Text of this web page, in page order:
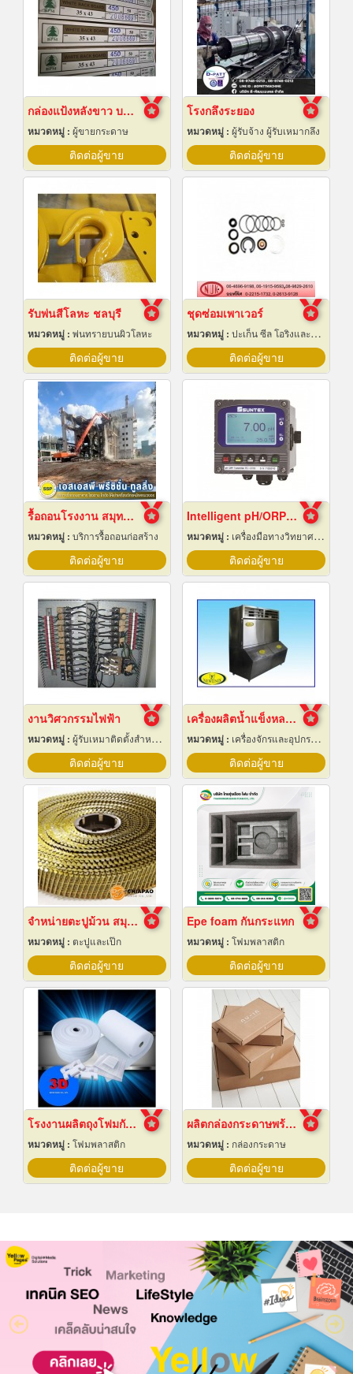
กล่องแป้งหลังขาว บางเลนเกรดA(BL-Aหลังขาว)
หมวดหมู่ : ผู้ขายกระดาษ
ติดต่อผู้ขาย
โรงกลึงระยอง
หมวดหมู่ : ผู้รับจ้าง ผู้รับเหมากลึง
ติดต่อผู้ขาย
รับพ่นสีโลหะ ชลบุรี
หมวดหมู่ : พ่นทรายบนผิวโลหะ
ติดต่อผู้ขาย
ชุดซ่อมเพาเวอร์
หมวดหมู่ : ปะเก็น ซีล โอริงและออยซีล
ติดต่อผู้ขาย
รื้อถอนโรงงาน สมุทรปราการ
หมวดหมู่ : บริการรื้อถอนก่อสร้าง
ติดต่อผู้ขาย
Intelligent pH/ORP Transmitter PC-3110 Series
หมวดหมู่ : เครื่องมือทางวิทยาศาสตร์
ติดต่อผู้ขาย
งานวิศวกรรมไฟฟ้า
หมวดหมู่ : ผู้รับเหมาติดตั้งสำหรับบ้านและโรงงานไฟฟ้า
ติดต่อผู้ขาย
เครื่องผลิตน้ำแข็งหลอด เชียงใหม่
หมวดหมู่ : เครื่องจักรและอุปกรณ์ผลิตน้ำแข็ง
ติดต่อผู้ขาย
จำหน่ายตะปูม้วน สมุทรปราการ
หมวดหมู่ : ตะปูและเป๊ก
ติดต่อผู้ขาย
Epe foam กันกระแทก
หมวดหมู่ : โฟมพลาสติก
ติดต่อผู้ขาย
โรงงานผลิตถุงโฟมกันกระแทกอีพีอี ชลบุรี
หมวดหมู่ : โฟมพลาสติก
ติดต่อผู้ขาย
ผลิตกล่องกระดาษพร้อมสกรีนลาย
หมวดหมู่ : กล่องกระดาษ
ติดต่อผู้ขาย